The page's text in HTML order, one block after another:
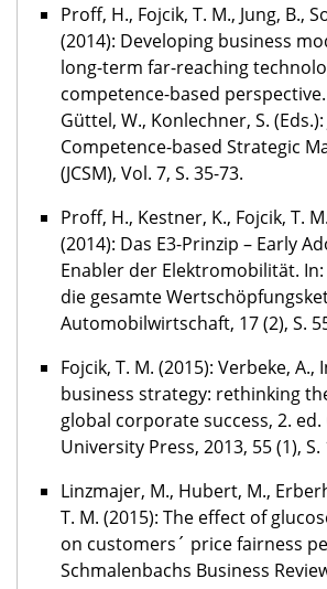
Proff, H., Fojcik, T. M., Jung, B.,
(2014): Developing business
long-term far-reaching
competence-based perspective.
Güttel, W., Konlechner, S.
Competence-based Strategic
(JCSM), Vol. 7, S. 35-73.
Proff, H., Kestner, K., Fojcik, T.
(2014): Das E3-Prinzip – Early
Enabler der Elektromobilität.
die gesamte
Automobilwirtschaft, 17 (2), S.
Fojcik, T. M. (2015): Verbeke,
business strategy: rethinking
global corporate success, 2.
University Press, 2013, 55 (1), S.
Linzmajer, M., Hubert, M.,
T. M. (2015): The effect of
on customers´ price fairness
Schmalenbachs Business